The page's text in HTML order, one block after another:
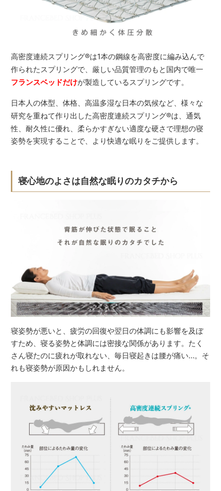
高密度連続スプリング®は1本の鋼線を高密度に編み込んで
作られたスプリングで、厳しい品質管理のもと国内で唯一
フランスベッドだけが製造しているスプリングです。
日本人の体型、体格、高温多湿な日本の気候など、様々な
研究を重ねて作り出した高密度連続スプリング®は、通気
性、耐久性に優れ、柔らかすぎない適度な硬さで理想の寝
姿勢を実現することで、より快適な眠りをご提供します。
寝心地のよさは自然な眠りのカタチから
寝姿勢が悪いと、疲労の回復や翌日の体調にも影響を及ぼ
すため、寝る姿勢と体調には密接な関係があります。たく
さん寝たのに疲れが取れない、毎日寝起きは腰が痛い…。そ
れも寝姿勢が原因かもしれません。